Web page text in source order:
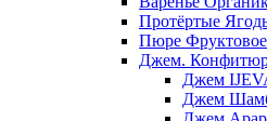
Протёртые
Пюре Фруктовое
Джем.
Джем
Джем